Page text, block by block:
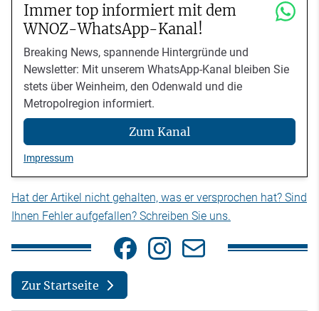
Immer top informiert mit dem
WNOZ-WhatsApp-Kanal!
Breaking News, spannende Hintergründe und
Newsletter: Mit unserem WhatsApp-Kanal bleiben Sie
stets über Weinheim, den Odenwald und die
Metropolregion informiert.
Zum Kanal
Impressum
Hat der Artikel nicht gehalten, was er versprochen hat? Sind
Ihnen Fehler aufgefallen? Schreiben Sie uns.
Zur Startseite